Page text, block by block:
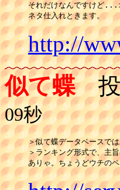
それだけなんですけど...
ネタ仕入れときます。
http://
似て蝶投
09秒
＞似て蝶データベースで
＞ランキング形式で、主
ありゃ。ちょうどウチの